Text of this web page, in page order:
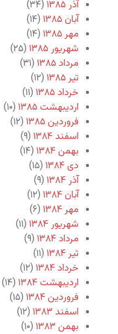
آذر ۱۳۸۵
(۳۴)
آبان ۱۳۸۵
(۱۴)
مهر ۱۳۸۵
(۱۴)
شهریور ۱۳۸۵
(۲۵)
مرداد ۱۳۸۵
(۳۱)
تیر ۱۳۸۵
(۱۲)
خرداد ۱۳۸۵
(۱۱)
اردیبهشت ۱۳۸۵
(۱۰)
فروردین ۱۳۸۵
(۱۲)
اسفند ۱۳۸۴
(۹)
بهمن ۱۳۸۴
(۱۴)
دی ۱۳۸۴
(۱۵)
آذر ۱۳۸۴
(۹)
آبان ۱۳۸۴
(۱۲)
مهر ۱۳۸۴
(۶)
شهریور ۱۳۸۴
(۱۱)
مرداد ۱۳۸۴
(۹)
تیر ۱۳۸۴
(۱۱)
خرداد ۱۳۸۴
(۱۲)
اردیبهشت ۱۳۸۴
(۱۴)
فروردین ۱۳۸۴
(۱۵)
اسفند ۱۳۸۳
(۱۲)
بهمن ۱۳۸۳
(۱۰)